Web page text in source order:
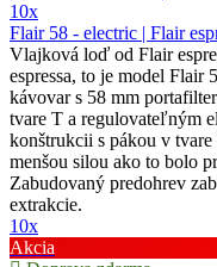
10x
Flair 58 - electric | Flair
Vlajková loď od Flair
espressa, to je model Flair
kávovar s 58 mm
tvare T a regulovateľným
konštrukcii s pákou v
menšou silou ako to bolo
Zabudovaný predohrev
extrakcie.
10x
Akcia